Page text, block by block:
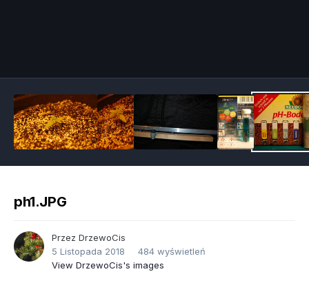
ph1.JPG
Przez DrzewoCis
5 Listopada 2018
484 wyświetleń
View DrzewoCis's images